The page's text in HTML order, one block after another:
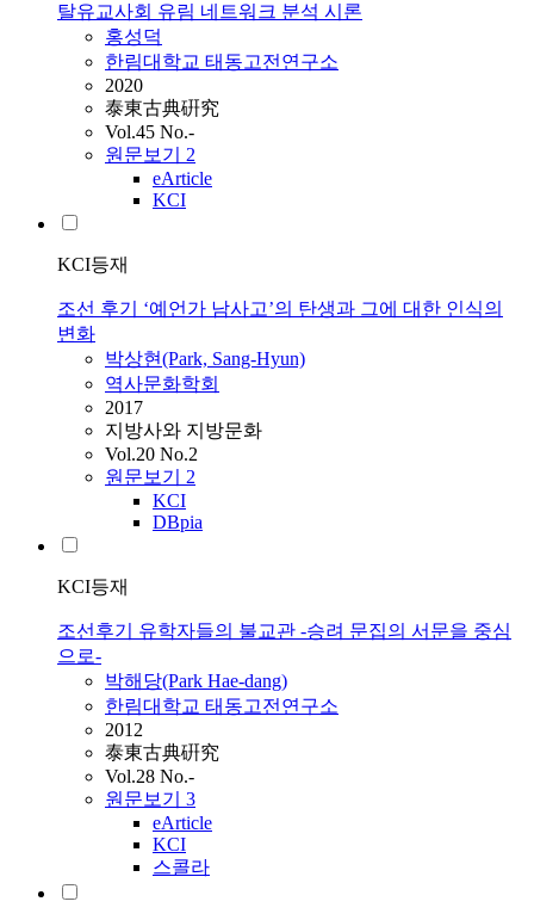
탈유교사회 유림 네트워크 분석 시론
홍성덕
한림대학교 태동고전연구소
2020
泰東古典硏究
Vol.45 No.-
원문보기 2
eArticle
KCI
KCI등재
조선 후기 ‘예언가 남사고’의 탄생과 그에 대한 인식의
변화
박상현(Park, Sang-Hyun)
역사문화학회
2017
지방사와 지방문화
Vol.20 No.2
원문보기 2
KCI
DBpia
KCI등재
조선후기 유학자들의 불교관 -승려 문집의 서문을 중심
으로-
박해당(Park Hae-dang)
한림대학교 태동고전연구소
2012
泰東古典硏究
Vol.28 No.-
원문보기 3
eArticle
KCI
스콜라